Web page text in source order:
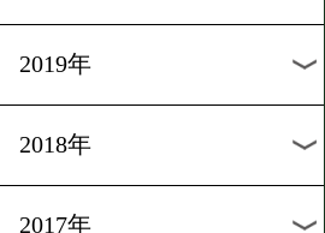
過去のニュース
2025年